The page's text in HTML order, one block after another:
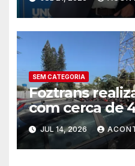
SEM CATEGORIA
Foztrans
com cerca de
sucatas
JUL 14, 2026